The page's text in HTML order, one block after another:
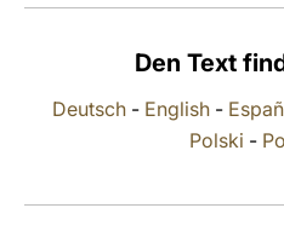
Den Text
Deutsch- English-
Polski -